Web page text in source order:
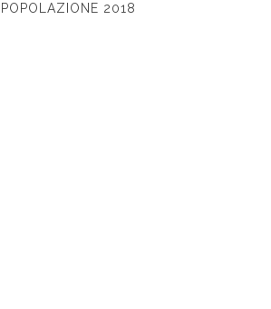
POPOLAZIONE 2018